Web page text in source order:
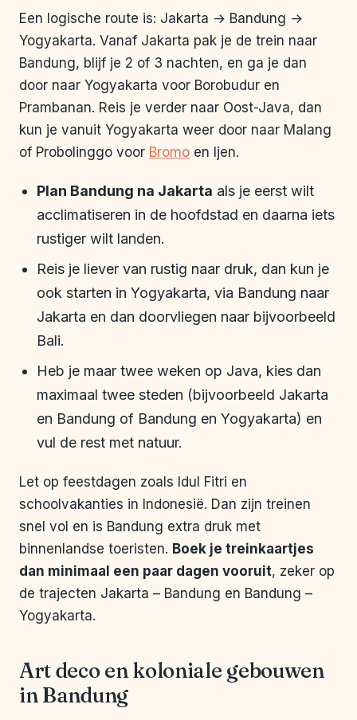
Een logische route is: Jakarta → Bandung →
Yogyakarta. Vanaf Jakarta pak je de trein naar
Bandung, blijf je 2 of 3 nachten, en ga je dan
door naar Yogyakarta voor Borobudur en
Prambanan. Reis je verder naar Oost-Java, dan
kun je vanuit Yogyakarta weer door naar Malang
of Probolinggo voor Bromo en Ijen.
Plan Bandung na Jakarta als je eerst wilt
acclimatiseren in de hoofdstad en daarna iets
rustiger wilt landen.
Reis je liever van rustig naar druk, dan kun je
ook starten in Yogyakarta, via Bandung naar
Jakarta en dan doorvliegen naar bijvoorbeeld
Bali.
Heb je maar twee weken op Java, kies dan
maximaal twee steden (bijvoorbeeld Jakarta
en Bandung of Bandung en Yogyakarta) en
vul de rest met natuur.
Let op feestdagen zoals Idul Fitri en
schoolvakanties in Indonesië. Dan zijn treinen
snel vol en is Bandung extra druk met
binnenlandse toeristen. Boek je treinkaartjes
dan minimaal een paar dagen vooruit, zeker op
de trajecten Jakarta – Bandung en Bandung –
Yogyakarta.
Art deco en koloniale gebouwen
in Bandung